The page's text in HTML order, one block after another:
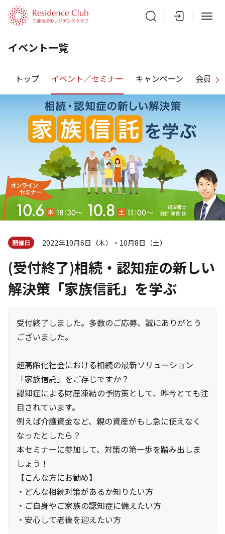
イベント一覧
トップ イベント／セミナー キャンペーン 会員特
開催日 2022年10月6日（木）・10月8日（土）
(受付終了)相続・認知症の新しい
解決策「家族信託」を学ぶ
受付終了しました。多数のご応募、誠にありがとう
ございました。
超高齢化社会における相続の最新ソリューション
「家族信託」をご存じですか？
認知症による財産凍結の予防策として、昨今とても注
目されています。
例えば介護資金など、親の資産がもし急に使えなく
なったとしたら？
本セミナーに参加して、対策の第一歩を踏み出しま
しょう！
【こんな方にお勧め】
・どんな相続対策があるか知りたい方
・ご自身やご家族の認知症に備えたい方
・安心して老後を迎えたい方